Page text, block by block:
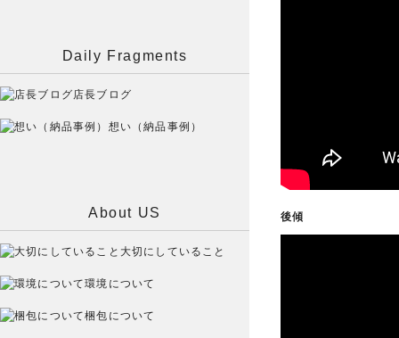
後傾
Daily Fragments
店長ブログ
想い（納品事例）
About US
大切にしていること
環境について
梱包について